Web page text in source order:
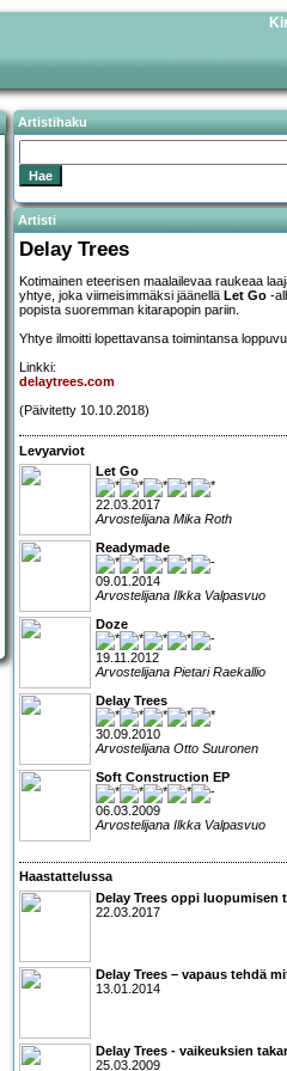
Artistihaku
Artisti
Delay Trees
Kotimainen eteerisen maalailevaa raukeaa
yhtye, joka viimeisimmäksi jäänellä Let Go -
popista suoremman kitarapopin pariin.
Yhtye ilmoitti lopettavansa toimintansa
Linkki:
delaytrees.com
(Päivitetty 10.10.2018)
Levyarviot
Let Go
22.03.2017
Arvostelijana Mika Roth
Readymade
09.01.2014
Arvostelijana Ilkka Valpasvuo
Doze
19.11.2012
Arvostelijana Pietari Raekallio
Delay Trees
30.09.2010
Arvostelijana Otto Suuronen
Soft Construction EP
06.03.2009
Arvostelijana Ilkka Valpasvuo
Haastattelussa
Delay Trees oppi luopumisen
22.03.2017
Delay Trees – vapaus tehdä
13.01.2014
Delay Trees - vaikeuksien
25.03.2009